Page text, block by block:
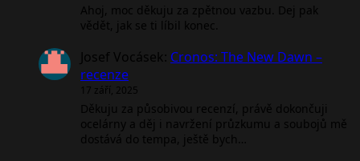
Ahoj, moc děkuju za zpětnou vazbu. Dej pak
vědět, jak se ti líbil konec.
Josef Vocásek: Cronos: The New Dawn –
recenze
17 září, 2025
Děkuju za působivou recenzí, právě dokončuji
ocelárny a děj i navržení průzkumu a soubojů mě
dostává do tempa, ještě bych…